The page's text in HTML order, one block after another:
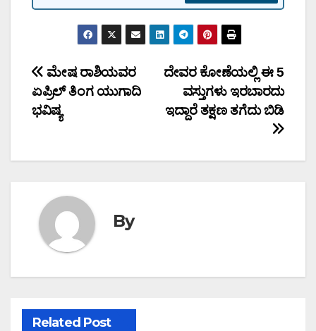
Post
navigation
ದೇವರ ಕೋಣೆಯಲ್ಲಿ ಈ 5
ವಸ್ತುಗಳು ಇರಬಾರದು
ಇದ್ದಾರೆ ತಕ್ಷಣ ತಗೆದು ಬಿಡಿ
ಮೇಷ ರಾಶಿಯವರ
ಏಪ್ರಿಲ್ ತಿಂಗ ಯುಗಾದಿ
ಭವಿಷ್ಯ
By
Related Post